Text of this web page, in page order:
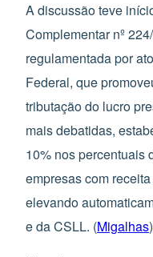
A discussão teve
Complementar nº
regulamentada por
Federal, que
tributação do lucro
mais debatidas,
10% nos percentuais
empresas com
elevando
e da CSLL. (Migalhas)